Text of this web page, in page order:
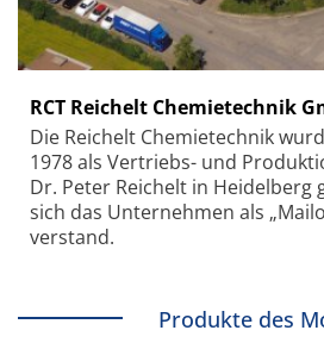
RCT Reichelt Chemietechnik
Die Reichelt Chemietechnik
1978 als Vertriebs- und
Dr. Peter Reichelt in Heidelberg
sich das Unternehmen als
verstand.
Produkte des